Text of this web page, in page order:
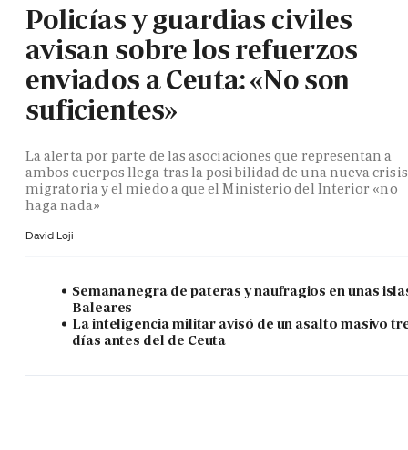
Policías y guardias civiles
avisan sobre los refuerzos
enviados a Ceuta: «No son
suficientes»
La alerta por parte de las asociaciones que representan a
ambos cuerpos llega tras la posibilidad de una nueva crisis
migratoria y el miedo a que el Ministerio del Interior «no
haga nada»
David Loji
Semana negra de pateras y naufragios en unas
Baleares
La inteligencia militar avisó de un asalto masivo
días antes del de Ceuta